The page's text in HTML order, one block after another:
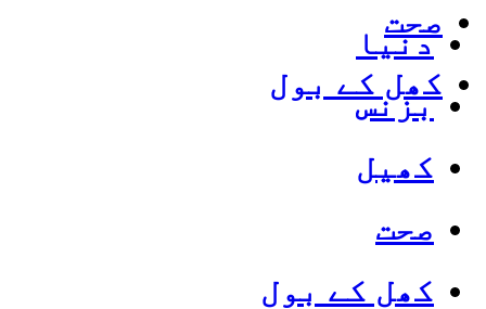
دنیا
بزنس
کھیل
صحت
کھل کے بول
صحت
کھل کے بول